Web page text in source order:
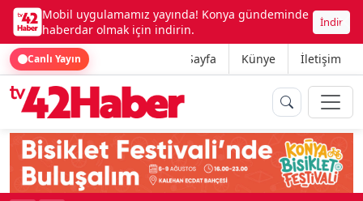
Mobil uygulamamız yayında! Konya gündeminde
haberdar olmak için indirin.
İndir
Canlı Yayın Ana Sayfa Künye İletişim